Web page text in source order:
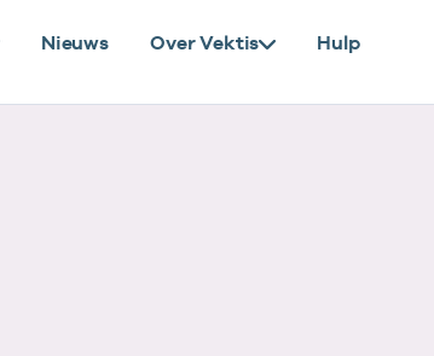
Nieuws Over Vektis Hulp